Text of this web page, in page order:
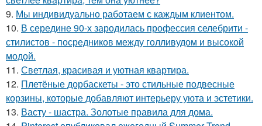
9. Мы индивидуально работаем с каждым клиентом.
10. В середине 90-х зародилась профессия селебрити -
стилистов - посредников между голливудом и высокой
модой.
11. Светлая, красивая и уютная квартира.
12. Плетёные дорбаскеты - это стильные подвесные
корзины, которые добавляют интерьеру уюта и эстетики.
13. Васту - шастра. Золотые правила для дома.